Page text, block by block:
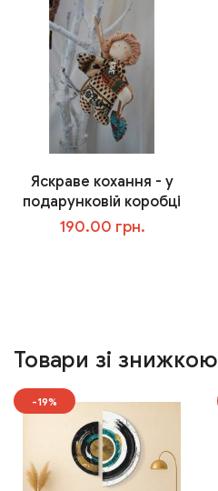
Яскраве кохання - у
подарунковій коробці
190.00 грн.
Товари зі знижкою
-19%